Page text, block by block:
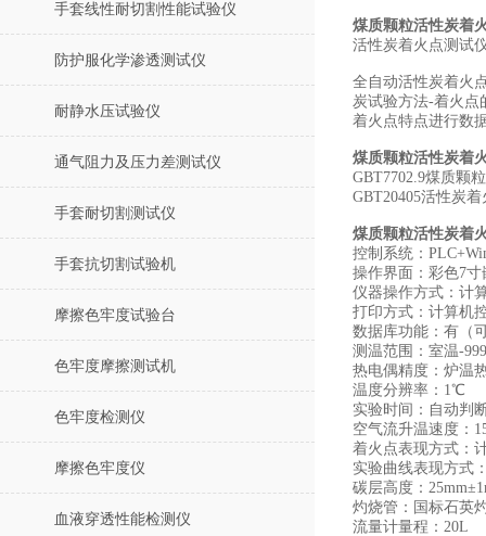
手套线性耐切割性能试验仪
防护服化学渗透测试仪
耐静水压试验仪
通气阻力及压力差测试仪
手套耐切割测试仪
手套抗切割试验机
摩擦色牢度试验台
色牢度摩擦测试机
色牢度检测仪
摩擦色牢度仪
血液穿透性能检测仪
煤质颗粒活性炭着
活性炭着火点测试
全自动活性炭着火
炭试验方法-着火点
着火点特点进行数
煤质颗粒活性炭着
GBT7702.9煤质颗
GBT20405活性炭
煤质颗粒活性炭着
控制系统：
操作界面：彩色7
仪器操作方式：计
打印方式：计算机
数据库功能：有（
测温范围：室温-
热电偶精度：炉温
温度分辨率：1℃
实验时间：自动判
空气流升温速度
着火点表现方式：
实验曲线表现方式
碳层高度：
灼烧管：国标石英
流量计量程：20L